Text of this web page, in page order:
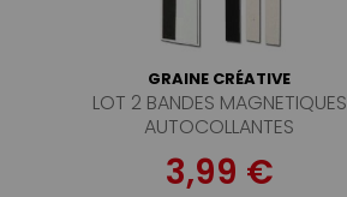
GRAINE CRÉATIVE
LOT 2 BANDES MAGNETIQUES
AUTOCOLLANTES
3,99 €